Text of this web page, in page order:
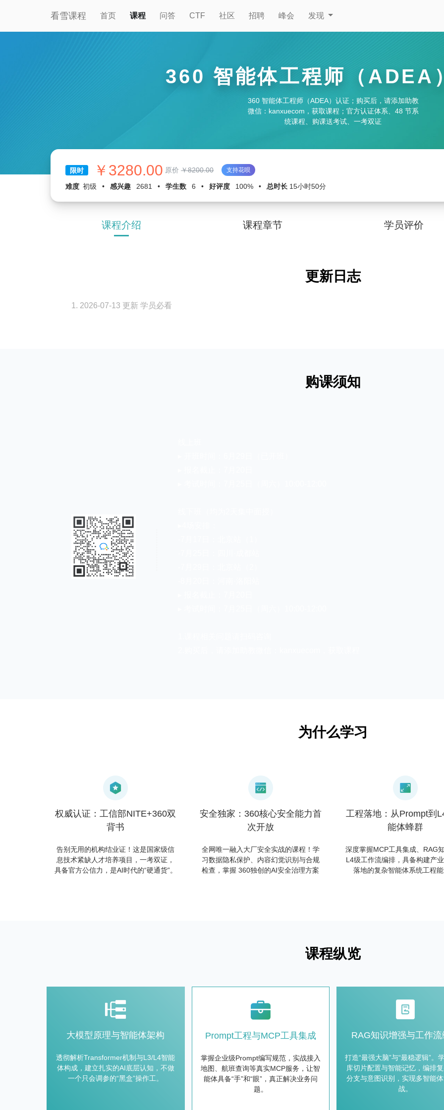
看雪课程 首页 课程 问答 CTF 社区 招聘 峰会 发现
360 智能体工程师（ADEA
360 智能体工程师（ADEA）认证；购买后，请添加助教
微信：kanxuecom，获取课程；官方认证体系、48 节系
统课程、购课送考试、一考双证
限时 ￥3280.00 原价 ￥8200.00 支持花呗
难度 初级 • 感兴趣 2681 • 学生数 6 • 好评度 100% • 总时长 15小时50分
课程介绍 课程章节 学员评价
更新日志
1. 2026-07-13 更新 学员必看
购课须知
权威认证：工信部NITE+360双
背书
告别无用的机构结业证！这是国家级信
息技术紧缺人才培养项目，一考双证，
具备官方公信力，是AI时代的“硬通货”。
安全独家：360核心安全能力首
次开放
全网唯一融入大厂安全实战的课程！学
习数据隐私保护、内容幻觉识别与合规
检查，掌握 360独创的AI安全治理方案
工程落地：从Prompt到
能体蜂群
深度掌握MCP工具集成、RAG
L4级工作流编排，具备构建产
落地的复杂智能体系统工程
课程纵览
大模型原理与智能体架构
透彻解析Transformer机制与L3/L4智能
体构成，建立扎实的AI底层认知，不做
一个只会调参的“黑盒”操作工。
Prompt工程与MCP工具集成
掌握企业级Prompt编写规范，实战接入
地图、航班查询等真实MCP服务，让智
能体具备“手”和“眼”，真正解决业务问
题。
RAG知识增强与工作流
打造“最强大脑”与“最稳逻辑”。
库切片配置与智能记忆，编排
分支与意图识别，实现多智能
战。